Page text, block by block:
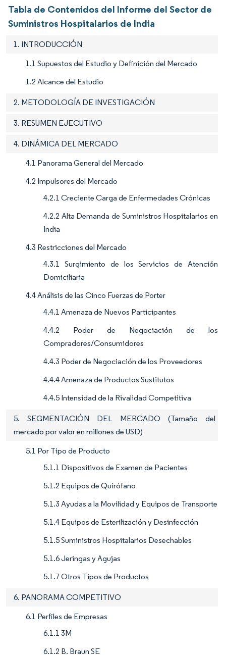
Tabla de Contenidos del Informe del Sector de
Suministros Hospitalarios de India
1. INTRODUCCIÓN
1.1 Supuestos del Estudio y Definición del Mercado
1.2 Alcance del Estudio
2. METODOLOGÍA DE INVESTIGACIÓN
3. RESUMEN EJECUTIVO
4. DINÁMICA DEL MERCADO
4.1 Panorama General del Mercado
4.2 Impulsores del Mercado
4.2.1 Creciente Carga de Enfermedades Crónicas
4.2.2 Alta Demanda de Suministros Hospitalarios en
India
4.3 Restricciones del Mercado
4.3.1 Surgimiento de los Servicios de Atención
Domiciliaria
4.4 Análisis de las Cinco Fuerzas de Porter
4.4.1 Amenaza de Nuevos Participantes
4.4.2 Poder de Negociación de los
Compradores/Consumidores
4.4.3 Poder de Negociación de los Proveedores
4.4.4 Amenaza de Productos Sustitutos
4.4.5 Intensidad de la Rivalidad Competitiva
5. SEGMENTACIÓN DEL MERCADO (Tamaño del
mercado por valor en millones de USD)
5.1 Por Tipo de Producto
5.1.1 Dispositivos de Examen de Pacientes
5.1.2 Equipos de Quirófano
5.1.3 Ayudas a la Movilidad y Equipos de Transporte
5.1.4 Equipos de Esterilización y Desinfección
5.1.5 Suministros Hospitalarios Desechables
5.1.6 Jeringas y Agujas
5.1.7 Otros Tipos de Productos
6. PANORAMA COMPETITIVO
6.1 Perfiles de Empresas
6.1.1 3M
6.1.2 B. Braun SE